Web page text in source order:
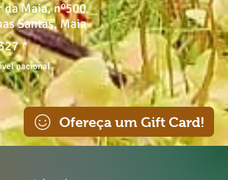
Ofereça um Gift Card!
da Maia, nº500
Santas, Maia
*
nacional